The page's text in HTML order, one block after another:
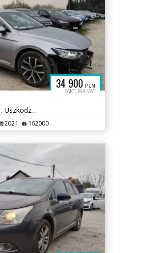
34 900 PLN
FAKTURA VAT
2021r, 1.5TSI. AUTOMAT. Uszkodzony lewy przód i tył. Jeździ. VAT 23%
2021 162000